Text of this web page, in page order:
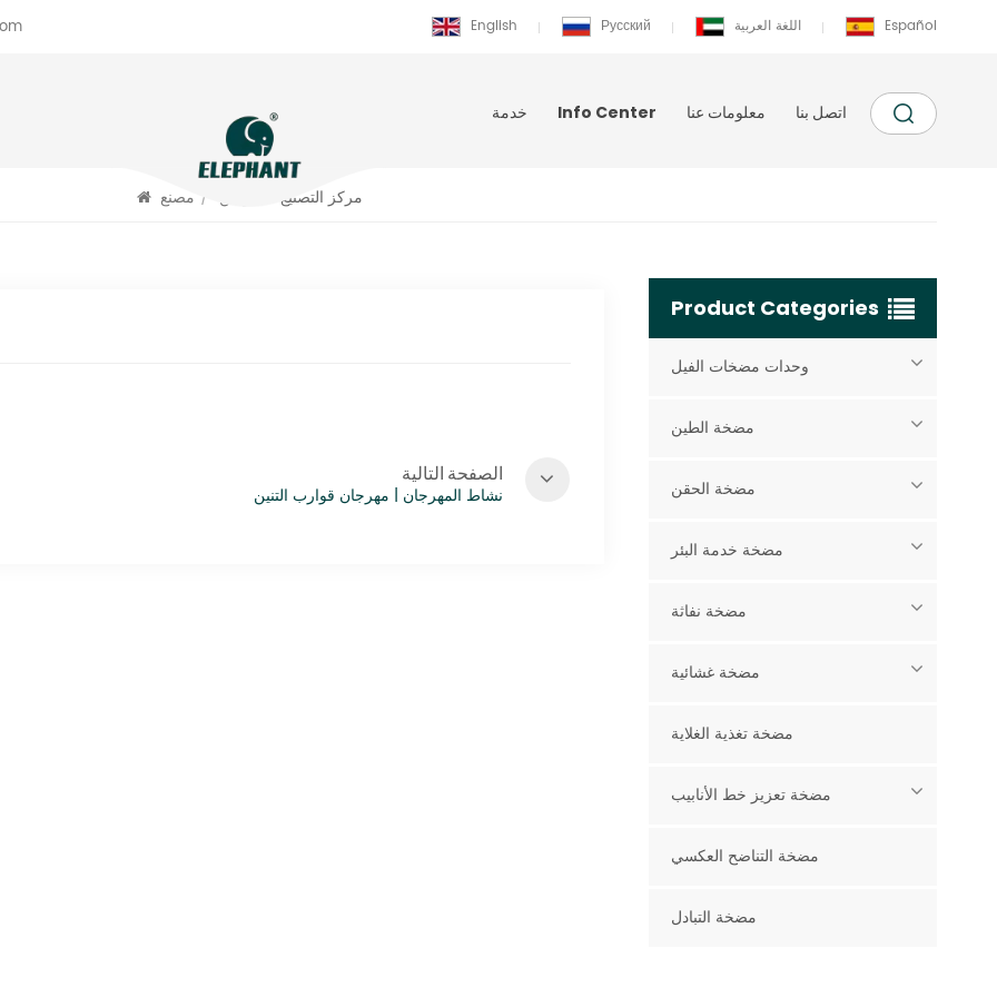
English Русский اللغة العربية Español
خدمة Info Center معلومات عنا اتصل بنا
وطن / مصنع مركز التصنيع
الصفحة التالية
نشاط المهرجان | مهرجان قوارب التنين
Product Categories
وحدات مضخات الفيل
مضخة الطين
مضخة الحقن
مضخة خدمة البئر
مضخة نفاثة
مضخة غشائية
مضخة تغذية الغلاية
مضخة تعزيز خط الأنابيب
مضخة التناضح العكسي
مضخة التبادل